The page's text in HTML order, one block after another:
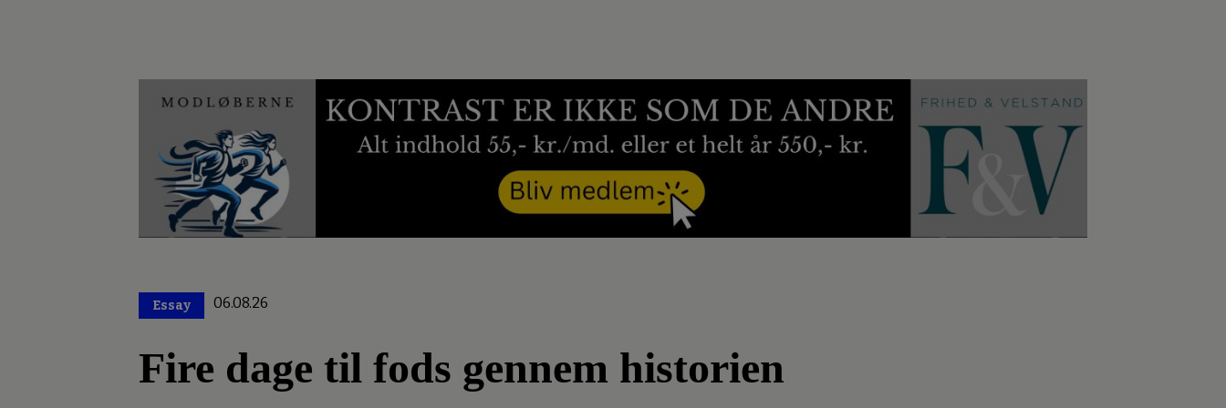
Essay 06.08.26
Fire dage til fods gennem historien